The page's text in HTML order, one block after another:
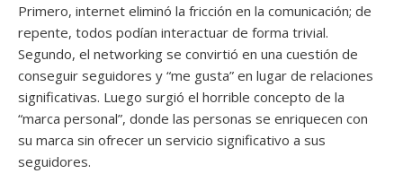
Primero, internet eliminó la fricción en la comunicación; de
repente, todos podían interactuar de forma trivial.
Segundo, el networking se convirtió en una cuestión de
conseguir seguidores y “me gusta” en lugar de relaciones
significativas. Luego surgió el horrible concepto de la
“marca personal”, donde las personas se enriquecen con
su marca sin ofrecer un servicio significativo a sus
seguidores.